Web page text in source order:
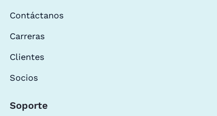
Contáctanos
Carreras
Clientes
Socios
Soporte